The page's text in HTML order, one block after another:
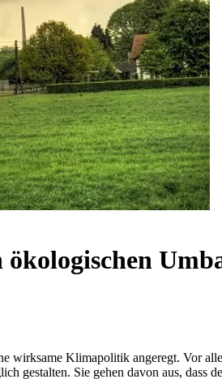
wirksame Klimapolitik angeregt. Vor
gestalten. Sie gehen davon aus, dass